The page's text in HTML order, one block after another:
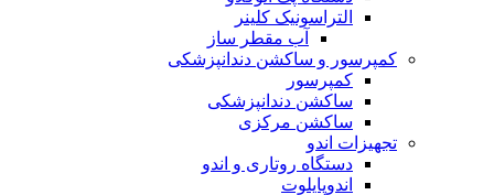
التراسونیک کلینر
آب مقطر ساز
کمپرسور و ساکشن دندانپزشکی
کمپرسور
ساکشن دندانپزشکی
ساکشن مرکزی
تجهیزات اندو
دستگاه روتاری و اندو
اندوپایلوت